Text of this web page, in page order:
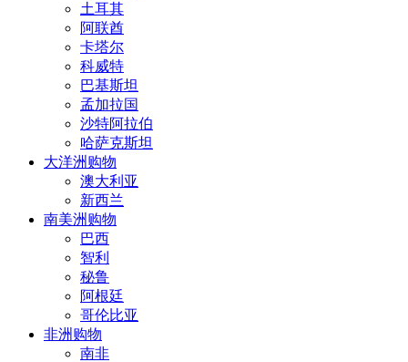
土耳其
阿联酋
卡塔尔
科威特
巴基斯坦
孟加拉国
沙特阿拉伯
哈萨克斯坦
大洋洲购物
澳大利亚
新西兰
南美洲购物
巴西
智利
秘鲁
阿根廷
哥伦比亚
非洲购物
南非